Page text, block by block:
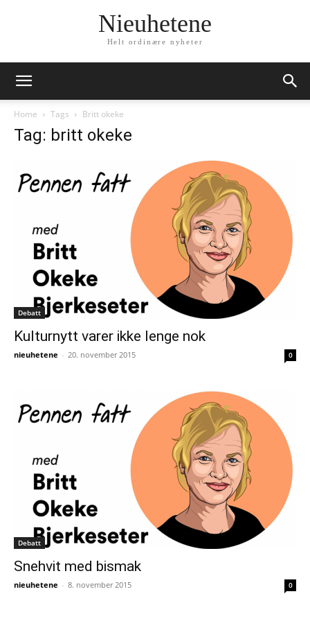
Nieuhetene
Helt ordinære nyheter
Home Tags Britt okeke
Tag: britt okeke
Debatt
Kulturnytt varer ikke lenge nok
nieuhetene - 20. november 2015 0
Debatt
Snehvit med bismak
nieuhetene - 8. november 2015 0